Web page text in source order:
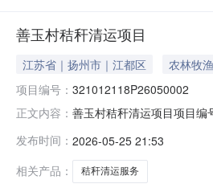
善玉村秸秆清运项目
江苏省｜扬州市｜江都区 农林牧渔
项目编号： 321012118P26050002
正文内容： 善玉村秸秆清运项目项目
朴运输服务部(个体工商户)
发布时间： 2026-05-25 21:53
相关产品：
秸秆清运服务